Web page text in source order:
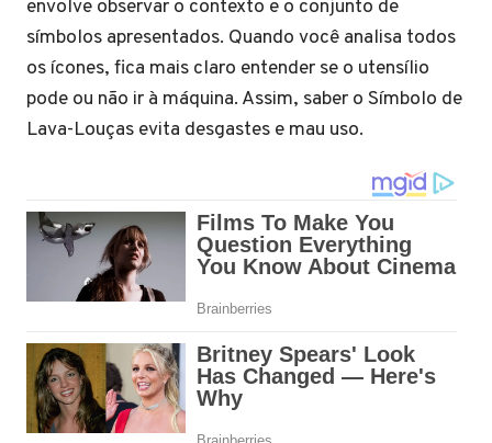
envolve observar o contexto e o conjunto de
símbolos apresentados. Quando você analisa todos
os ícones, fica mais claro entender se o utensílio
pode ou não ir à máquina. Assim, saber o Símbolo de
Lava-Louças evita desgastes e mau uso.